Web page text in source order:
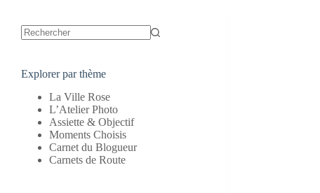
Explorer par thème
La Ville Rose
L’Atelier Photo
Assiette & Objectif
Moments Choisis
Carnet du Blogueur
Carnets de Route